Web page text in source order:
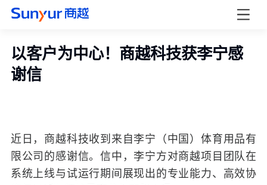
以客户为中心！商越科技获李宁感
谢信
近日，商越科技收到来自李宁（中国）体育用品有
限公司的感谢信。信中，李宁方对商越项目团队在
系统上线与试运行期间展现出的专业能力、高效协